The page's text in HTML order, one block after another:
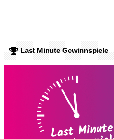
Last Minute Gewinnspiele